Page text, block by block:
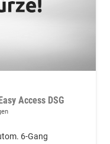
Access DSG
6-Gang